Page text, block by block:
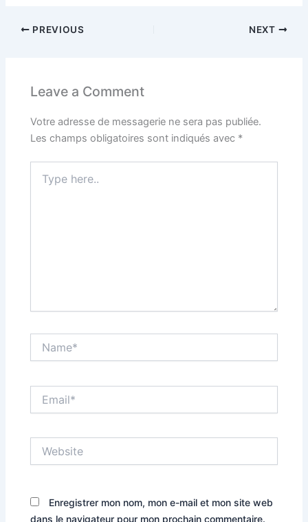
PREVIOUS NEXT
Leave a Comment
Votre adresse de messagerie ne sera pas publiée.
Les champs obligatoires sont indiqués avec *
here..
Enregistrer mon nom, mon e-mail et mon site web
dans le navigateur pour mon prochain commentaire.